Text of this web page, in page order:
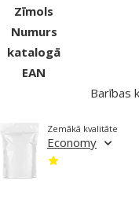
Zīmols
Numurs
katalogā
EAN
Barības
Economy
Zemākā kvalitāte